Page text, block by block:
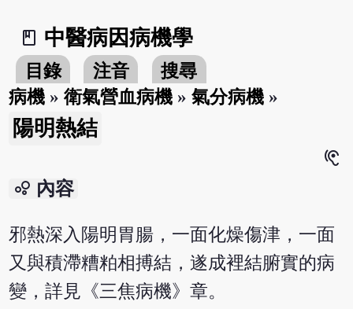
book_2
中醫病因病機學
目錄 注音
搜尋
病機 »衛氣營血病機 »氣分病機 »
陽明熱結
hearing
bubble_chart 內容
邪熱深入陽明胃腸，一面化燥傷津，一面
又與積滯糟粕相搏結，遂成裡結腑實的病
變，詳見《三焦病機》章。